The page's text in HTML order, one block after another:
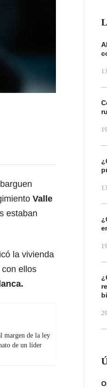
Valle
estaban
la vivienda
ellos
margen de la ley
de un líder